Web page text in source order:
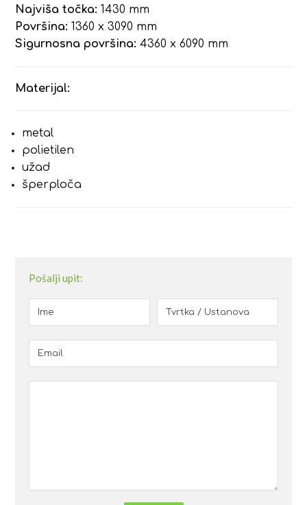
Najviša točka: 1430 mm
Površina: 1360 x 3090 mm
Sigurnosna površina: 4360 x 6090 mm
Materijal:
metal
polietilen
užad
šperploča
Pošalji upit: